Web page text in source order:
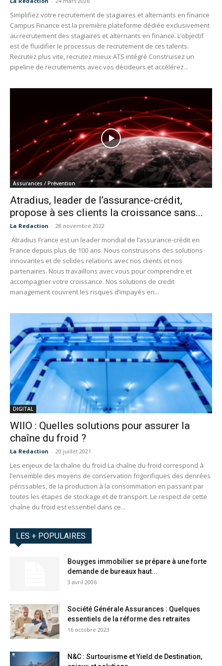
Simplifiez votre recrutement de stagiaires et alternants en finance
Campus Finance est la première plateforme dédiée exclusivement
au recrutement des stagiaires et alternants en finance. L’objectif
est de fluidifier le processus de recrutement de ces talents.
Recrutez plus vite, recrutez mieux ATS intégré Construisez un
pipeline de recrutements avec vos décideurs et accélérez...
Assurances / Prévention
Atradius, leader de l’assurance-crédit,
propose à ses clients la croissance sans...
La Redaction - 28 novembre 2022
Atradius France est un leader mondial de l’assurance-crédit en
France depuis plus de 100 ans. Nous construisons des solutions
innovantes et de solides relations avec nos clients et nos
partenaires. Nous travaillons avec vous pour comprendre et
accompagner votre croissance. Nos solutions de credit
management couvrent les risques d’impayés en...
DIGITAL
WIIO : Quelles solutions pour assurer la
chaîne du froid ?
La Redaction - 20 juillet 2021
Les enjeux de la chaîne du froid La chaîne du froid correspond à
l’ensemble des moyens de conservation frigorifiques des denrées
périssables, de la production à la consommation en passant par
toutes les étapes de stockage et de transport. Le respect de cette
chaîne du froid est essentiel dans ce...
LES + POPULAIRES
Bouyges immobilier se prépare à une forte
demande de bureaux haut...
3 avril 2006
Société Générale Assurances : Quelques
essentiels de la réforme des retraites
16 octobre 2023
N&C : Surtourisme et Yield de Destination,